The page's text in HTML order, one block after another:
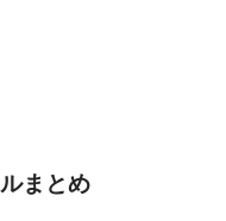
まとめ